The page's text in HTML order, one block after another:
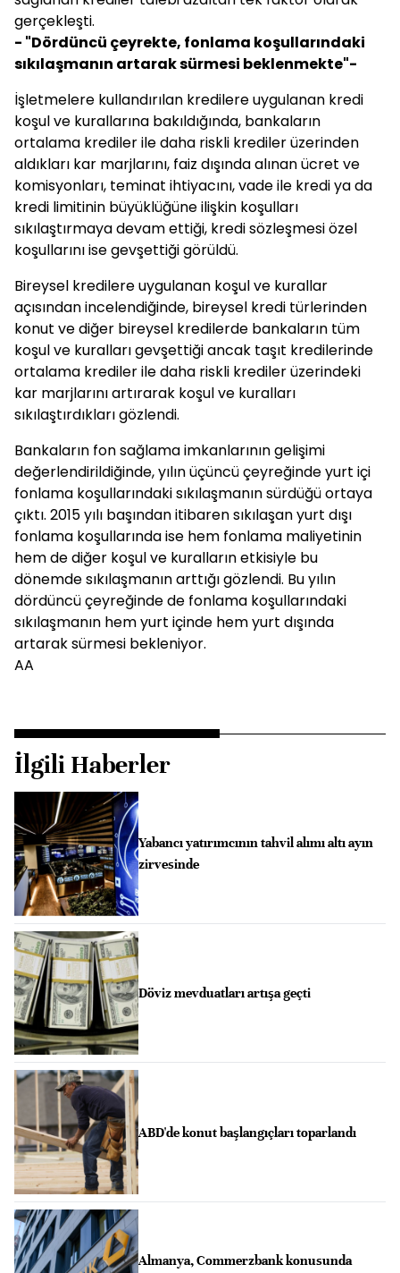
gerçekleşti.
- "Dördüncü çeyrekte, fonlama koşullarındaki
sıkılaşmanın artarak sürmesi beklenmekte"-
İşletmelere kullandırılan kredilere uygulanan kredi
koşul ve kurallarına bakıldığında, bankaların
ortalama krediler ile daha riskli krediler üzerinden
aldıkları kar marjlarını, faiz dışında alınan ücret ve
komisyonları, teminat ihtiyacını, vade ile kredi ya da
kredi limitinin büyüklüğüne ilişkin koşulları
sıkılaştırmaya devam ettiği, kredi sözleşmesi özel
koşullarını ise gevşettiği görüldü.
Bireysel kredilere uygulanan koşul ve kurallar
açısından incelendiğinde, bireysel kredi türlerinden
konut ve diğer bireysel kredilerde bankaların tüm
koşul ve kuralları gevşettiği ancak taşıt kredilerinde
ortalama krediler ile daha riskli krediler üzerindeki
kar marjlarını artırarak koşul ve kuralları
sıkılaştırdıkları gözlendi.
Bankaların fon sağlama imkanlarının gelişimi
değerlendirildiğinde, yılın üçüncü çeyreğinde yurt içi
fonlama koşullarındaki sıkılaşmanın sürdüğü ortaya
çıktı. 2015 yılı başından itibaren sıkılaşan yurt dışı
fonlama koşullarında ise hem fonlama maliyetinin
hem de diğer koşul ve kuralların etkisiyle bu
dönemde sıkılaşmanın arttığı gözlendi. Bu yılın
dördüncü çeyreğinde de fonlama koşullarındaki
sıkılaşmanın hem yurt içinde hem yurt dışında
artarak sürmesi bekleniyor.
AA
İlgili Haberler
Yabancı yatırımcının tahvil alımı altı ayın
zirvesinde
Döviz mevduatları artışa geçti
ABD'de konut başlangıçları toparlandı
Almanya, Commerzbank konusunda